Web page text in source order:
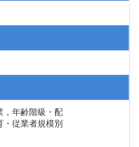
，年齢階級・配
従業者規模別